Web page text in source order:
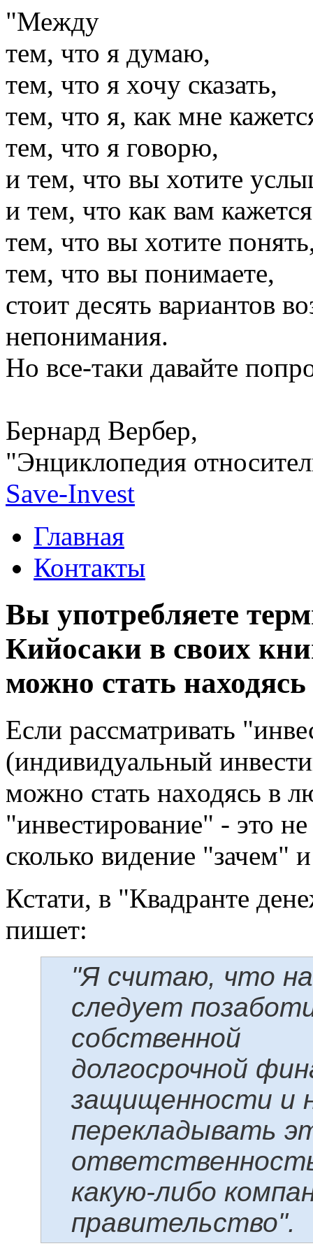
"Между
тем, что я думаю,
тем, что я хочу сказать,
тем, что я, как мне
тем, что я говорю,
и тем, что вы хотите
и тем, что как вам
тем, что вы хотите
тем, что вы понимаете,
стоит десять вариантов
непонимания.
Но все-таки давайте
Бернард Вербер,
"Энциклопедия
Save-Invest
Главная
Контакты
Вы употребляете
Кийосаки в своих
можно стать
Если рассматривать
(индивидуальный
можно стать находясь в
"инвестирование" - это
сколько видение "зачем"
Кстати, в "Квадранте
пишет:
"Я считаю, что
следует
собственной
долгосрочной
защищенности и
перекладывать
какую-либо
правительство".